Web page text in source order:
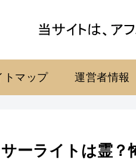
トマップ 運営者情報
ーライトは霊？